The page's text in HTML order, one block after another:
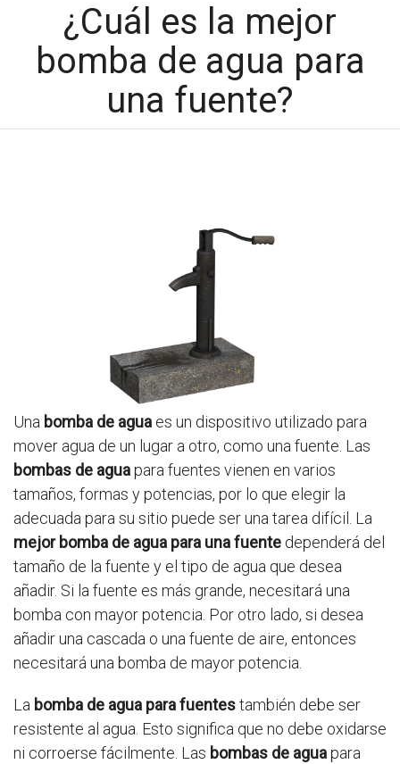
¿Cuál es la mejor
bomba de agua para
una fuente?
Una bomba de agua es un dispositivo utilizado para
mover agua de un lugar a otro, como una fuente. Las
bombas de aguapara fuentes vienen en varios
tamaños, formas y potencias, por lo que elegir la
adecuada para su sitio puede ser una tarea difícil. La
mejor bomba de agua para una fuente dependerá del
tamaño de la fuente y el tipo de agua que desea
añadir. Si la fuente es más grande, necesitará una
bomba con mayor potencia. Por otro lado, si desea
añadir una cascada o una fuente de aire, entonces
necesitará una bomba de mayor potencia.
La bomba de agua para fuentestambién debe ser
resistente al agua. Esto significa que no debe oxidarse
ni corroerse fácilmente. Las bombas de aguapara